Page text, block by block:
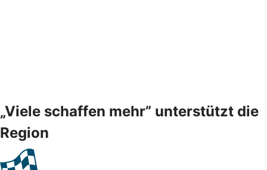
„Viele schaffen mehr” unterstützt die
Region